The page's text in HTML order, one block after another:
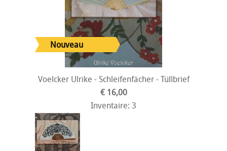
Voelcker Ulrike - Schleifenfächer - Tüllbrief
€ 16,00
Inventaire: 3